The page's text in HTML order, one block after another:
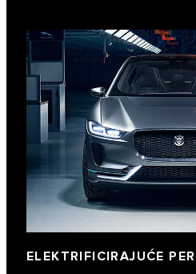
ELEKTRIFICIRAJUĆE